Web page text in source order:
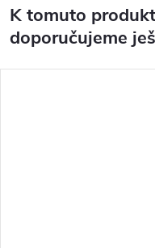
K tomuto
doporučujeme